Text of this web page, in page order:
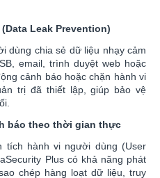
Leak Prevention)
dùng chia sẻ dữ liệu nhạy cảm
email, trình duyệt web hoặc
cảnh báo hoặc chặn hành vi
trị đã thiết lập, giúp bảo vệ
báo theo thời gian thực
tích hành vi người dùng (User
Plus có khả năng phát
chép hàng loạt dữ liệu, truy